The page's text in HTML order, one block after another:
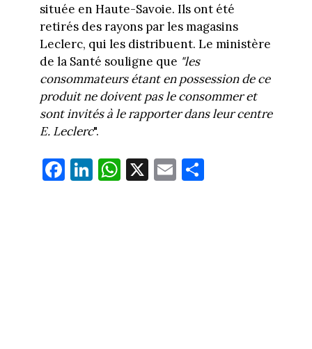
située en Haute-Savoie. Ils ont été
retirés des rayons par les magasins
Leclerc, qui les distribuent. Le ministère
de la Santé souligne que "les
consommateurs étant en possession de ce
produit ne doivent pas le consommer et
sont invités à le rapporter dans leur centre
E. Leclerc".
Fa
ce
Li
nk
W
ha
X E
m
Pa